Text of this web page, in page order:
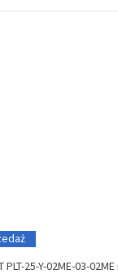
25-Y-02ME-03-